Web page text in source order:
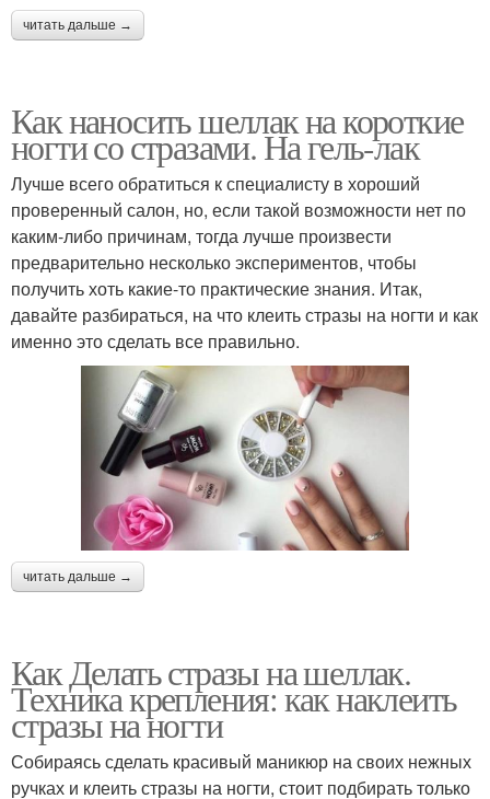
читать дальше →
Как наносить шеллак на короткие
ногти со стразами. На гель-лак
Лучше всего обратиться к специалисту в хороший
проверенный салон, но, если такой возможности нет по
каким-либо причинам, тогда лучше произвести
предварительно несколько экспериментов, чтобы
получить хоть какие-то практические знания. Итак,
давайте разбираться, на что клеить стразы на ногти и как
именно это сделать все правильно.
читать дальше →
Как Делать стразы на шеллак.
Техника крепления: как наклеить
стразы на ногти
Собираясь сделать красивый маникюр на своих нежных
ручках и клеить стразы на ногти, стоит подбирать только